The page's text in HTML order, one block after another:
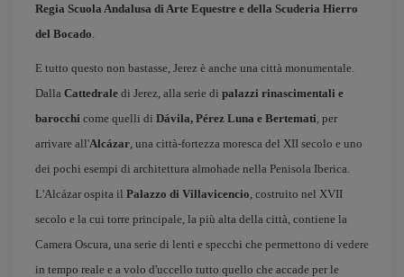
Regia Scuola Andalusa di Arte Equestre e della Scuderia Hierro
del Bocado.
E tutto questo non bastasse, Jerez è anche una città monumentale.
Dalla Cattedrale di Jerez, alla serie di palazzi rinascimentali e
barocchi come quelli di Dávila, Pérez Luna e Bertemati, per
arrivare all'Alcázar, una città-fortezza moresca del XII secolo e uno
dei pochi esempi di architettura almohade nella Penisola Iberica.
L'Alcázar ospita il Palazzo di Villavicencio, costruito nel XVII
secolo e la cui torre principale, la più alta della città, contiene la
Camera Oscura, una serie di lenti e specchi che permettono di vedere
in tempo reale e a volo d'uccello tutto quello che accade per le